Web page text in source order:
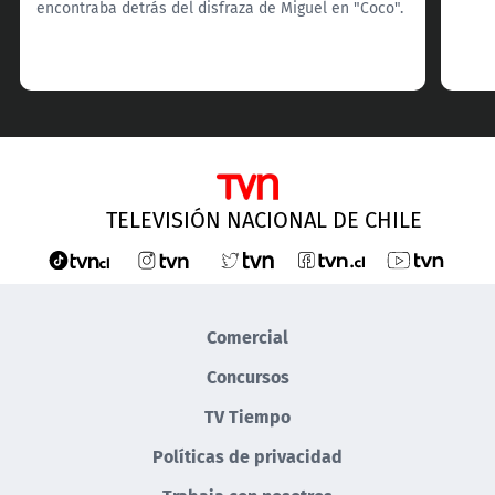
encontraba detrás del disfraza de Miguel en "Coco".
TELEVISIÓN NACIONAL DE CHILE
Comercial
Concursos
TV Tiempo
Políticas de privacidad